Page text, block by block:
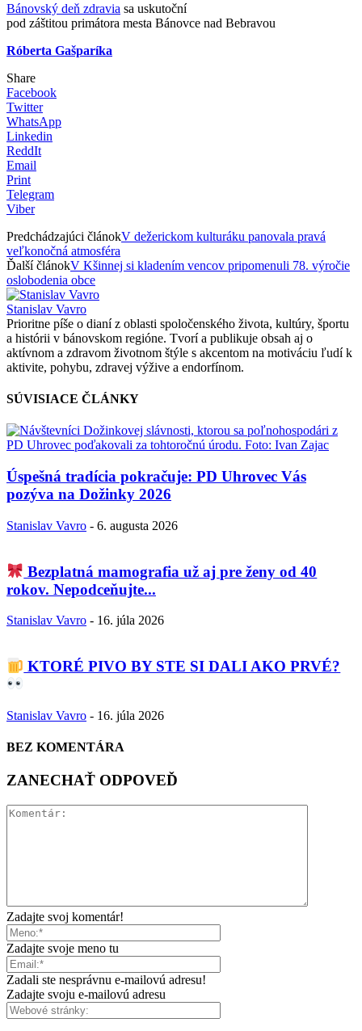
Bánovský deň zdravia sa uskutoční
pod záštitou primátora mesta Bánovce nad Bebravou
Róberta Gašparíka
Share
Facebook
Twitter
WhatsApp
Linkedin
ReddIt
Email
Print
Telegram
Viber
Predchádzajúci článokV dežerickom kulturáku panovala pravá
veľkonočná atmosféra
Ďalší článokV Kšinnej si kladením vencov pripomenuli 78. výročie
oslobodenia obce
Stanislav Vavro
Prioritne píše o dianí z oblasti spoločenského života, kultúry, športu
a histórii v bánovskom regióne. Tvorí a publikuje obsah aj o
aktívnom a zdravom životnom štýle s akcentom na motiváciu ľudí k
aktivite, pohybu, zdravej výžive a endorfínom.
SÚVISIACE ČLÁNKY
Úspešná tradícia pokračuje: PD Uhrovec Vás
pozýva na Dožinky 2026
Stanislav Vavro - 6. augusta 2026
Bezplatná mamografia už aj pre ženy od 40
rokov. Nepodceňujte...
Stanislav Vavro - 16. júla 2026
KTORÉ PIVO BY STE SI DALI AKO PRVÉ?
Stanislav Vavro - 16. júla 2026
BEZ KOMENTÁRA
ZANECHAŤ ODPOVEĎ
Zadajte svoj komentár!
Zadajte svoje meno tu
Zadali ste nesprávnu e-mailovú adresu!
Zadajte svoju e-mailovú adresu